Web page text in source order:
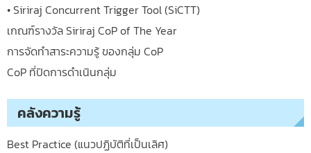
• Siriraj Concurrent Trigger Tool (SiCTT)
เกณฑ์รางวัล Siriraj CoP of The Year
การจัดทำสาระความรู้ ของกลุ่ม CoP
CoP ที่ปิดการดำเนินกลุ่ม
คลังความรู้
Best Practice (แนวปฏิบัติที่เป็นเลิศ)